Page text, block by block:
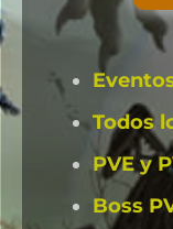
Todos
PVE y
Boss